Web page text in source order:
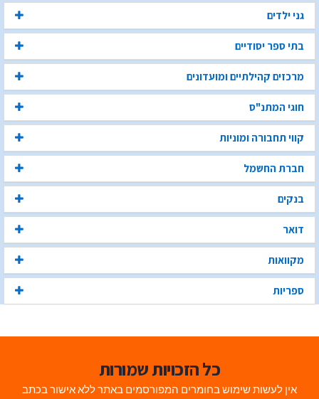
גני ילדים
בתי ספר יסודיים
מרכזים קהילתיים ומועדונים
חוגי המתנ"ס
קווי תחבורה ומוניות
חברת החשמל
בנקים
דואר
מקוואות
ספריות
כל הזכויות שמורות
אין לעשות שימוש בחומרים המפורסמים באתר ללא אישור בכתב